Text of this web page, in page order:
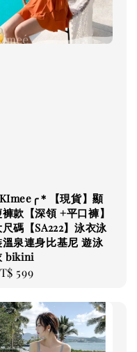
＊【現貨】顯
款【深領 +平口褲】
尺碼【SA222】泳衣泳
溫泉連身比基尼 遊泳
bikini
599